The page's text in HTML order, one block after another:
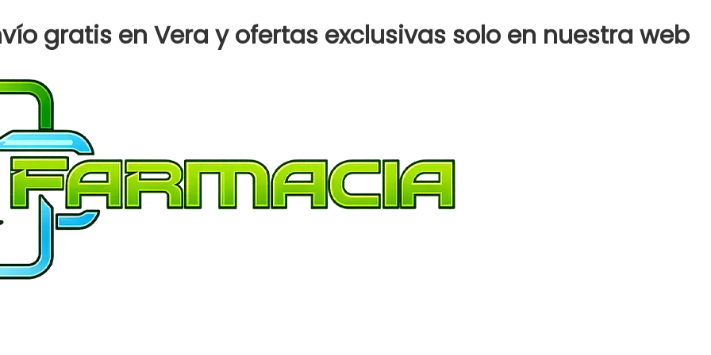
gratis en Vera y ofertas exclusivas solo en nuestra web
MANZANILLA
REP